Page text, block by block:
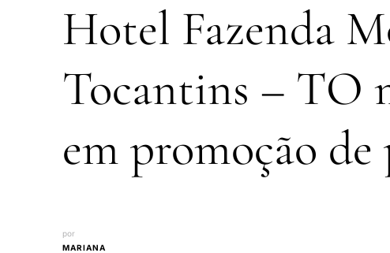
Hotel Fazenda
Tocantins – TO
em promoção de
por
MARIANA